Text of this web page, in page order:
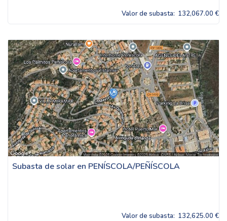
Valor de subasta: 132,067.00 €
Subasta de solar en PENÍSCOLA/PEÑÍSCOLA
Valor de subasta: 132,625.00 €